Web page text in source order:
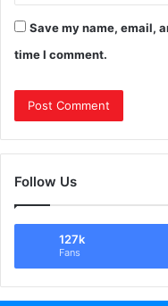
Save my name, email,
time I comment.
Follow Us
127k
Fans